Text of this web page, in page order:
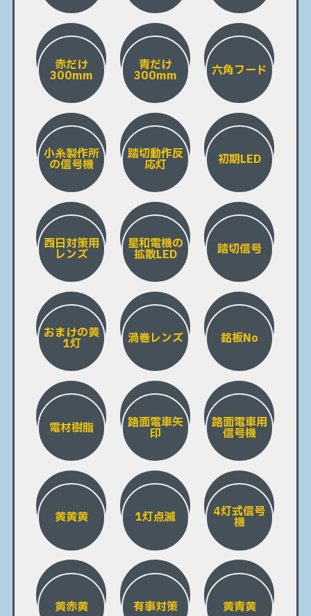
赤だけ
300mm
青だけ
300mm 六角フード
小糸製作所
の信号機
踏切動作反
応灯 初期LED
西日対策用
レンズ
星和電機の
拡散LED 踏切信号
おまけの黄
1灯 渦巻レンズ 銘板No
電材樹脂 路面電車矢
印
路面電車用
信号機
黄黄黄 1灯点滅 4灯式信号
機
黄赤黄 有事対策 黄青黄